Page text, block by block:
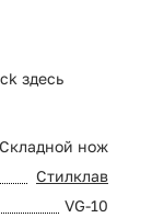
здесь
Складной нож
Стилклав
VG-10